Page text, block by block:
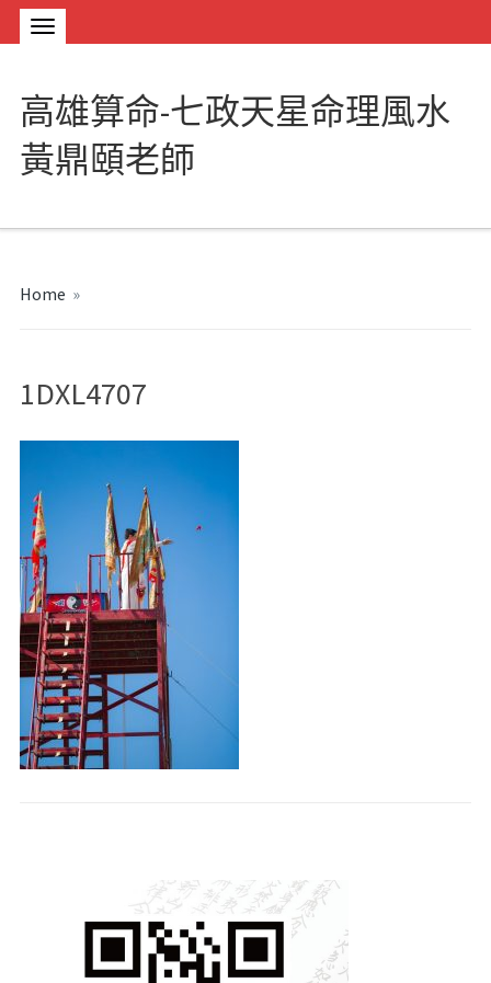
高雄算命-七政天星命理風水
黃鼎頤老師
Home »
1DXL4707